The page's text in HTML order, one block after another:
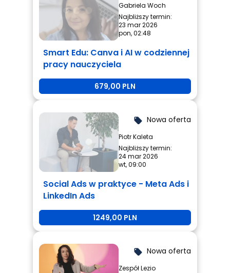
Gabriela Woch
Najbliższy termin:
23 mar 2026
pon, 02:48
Smart Edu: Canva i AI w codziennej
pracy nauczyciela
679,00 PLN
local_offer Nowa oferta
Piotr Kaleta
Najbliższy termin:
24 mar 2026
wt, 09:00
Social Ads w praktyce - Meta Ads i
LinkedIn Ads
1249,00 PLN
local_offer Nowa oferta
Zespół Lezio